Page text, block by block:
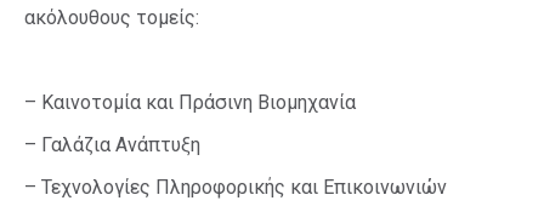
ακόλουθους τομείς:
– Καινοτομία και Πράσινη Βιομηχανία
– Γαλάζια Ανάπτυξη
– Τεχνολογίες Πληροφορικής και Επικοινωνιών